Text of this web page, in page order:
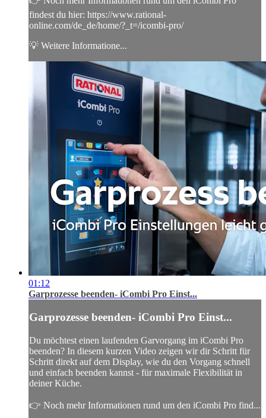
findest du hier: https://www.rational-
online.com/de_de/home/?_t=/icombi-pro/
💡 Weitere Informatione...
01:12
Garprozesse beenden- iCombi Pro Einst...
Garprozesse beenden- iCombi Pro Einst...
Du möchtest einen laufenden Garvorgang im iCombi Pro
beenden? In diesem kurzen Video zeigen wir dir Schritt für
Schritt direkt auf dem Display, wie du den Vorgang schnell
und einfach beenden kannst - für maximale Flexibilität in
deiner Küche.
👉 Noch mehr Informationen rund um den iCombi Pro find...